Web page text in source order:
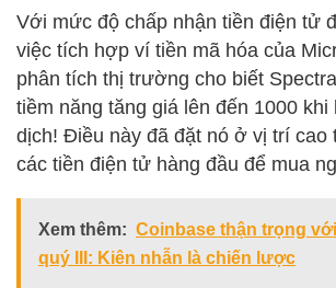
Với mức độ chấp nhận tiền điện tử
việc tích hợp ví tiền mã hóa của
phân tích thị trường cho biết
tiềm năng tăng giá lên đến 1000 khi
dịch! Điều này đã đặt nó ở vị trí cao
các tiền điện tử hàng đầu để mua
Xem thêm: Coinbase thận trọng
quý III: Kiên nhẫn là chiến lược